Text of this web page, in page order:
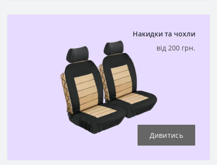
Накидки та чохли
від 200 грн.
Дивитись